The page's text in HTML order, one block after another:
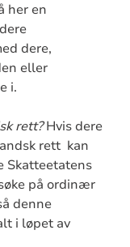
her en
dere,
eller
i.
rett?Hvis dere
rett kan
Skatteetatens
på ordinær
denne
i løpet av